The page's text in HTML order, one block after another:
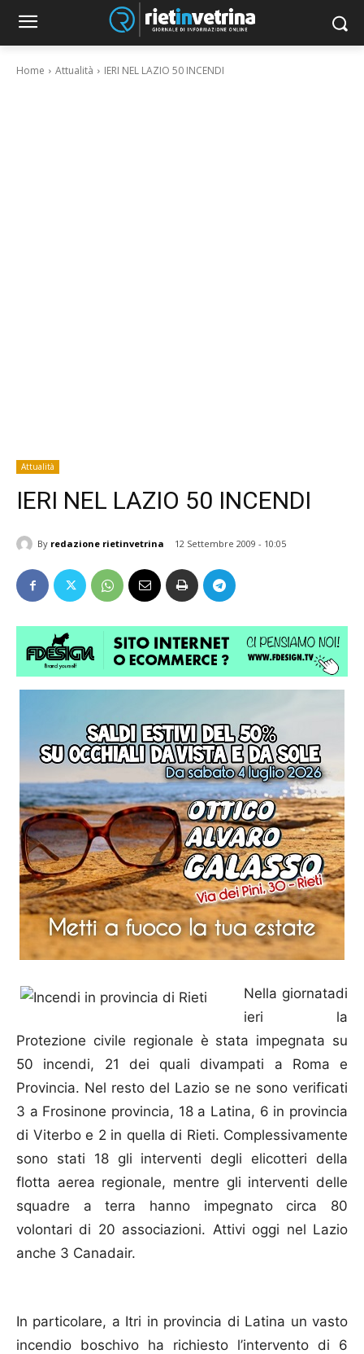
Home Attualità IERI NEL LAZIO 50 INCENDI
Attualità
IERI NEL LAZIO 50 INCENDI
By redazione rietinvetrina 12 Settembre 2009 - 10:05
Nella giornatadi
ieri la
Protezione civile regionale è stata impegnata su
50 incendi, 21 dei quali divampati a Roma e
Provincia. Nel resto del Lazio se ne sono verificati
3 a Frosinone provincia, 18 a Latina, 6 in provincia
di Viterbo e 2 in quella di Rieti. Complessivamente
sono stati 18 gli interventi degli elicotteri della
flotta aerea regionale, mentre gli interventi delle
squadre a terra hanno impegnato circa 80
volontari di 20 associazioni. Attivi oggi nel Lazio
anche 3 Canadair.
In particolare, a Itri in provincia di Latina un vasto
incendio boschivo ha richiesto l’intervento di 6